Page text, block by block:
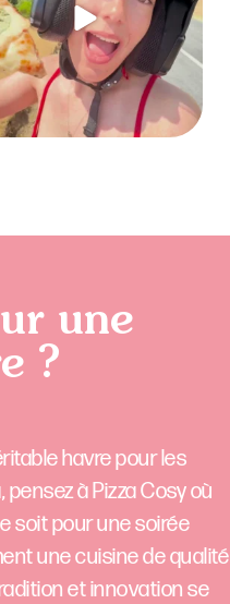
une
?
havre pour les
à Pizza Cosy où
soit pour une soirée
une cuisine de qualité
et innovation se